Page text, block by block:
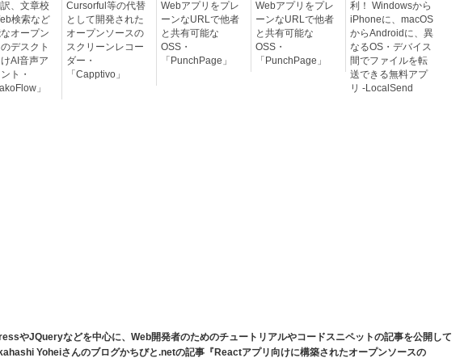
、文章校
検索など
オープン
デスクト
AI音声ア
ト・
」
Cursorful等の代替
として開発された
オープンソースの
スクリーンレコー
ダー・
「Capptivo」
Webアプリをプレ
ーンなURLで他者
と共有可能な
OSS・
「PunchPage」
Webアプリをプレ
ーンなURLで他者
と共有可能な
OSS・
「PunchPage」
利！ Windowsから
iPhoneに、macOS
からAndroidに、異
なるOS・デバイス
間でファイルを転
送できる無料アプ
リ -LocalSend
やJQueryなどを中心に、Web開発者のためのチュートリアルやコードスニペットの記事を公開して
Yoheiさんのブログかちびと.netの記事『Reactアプリ向けに構築されたオープンソースの